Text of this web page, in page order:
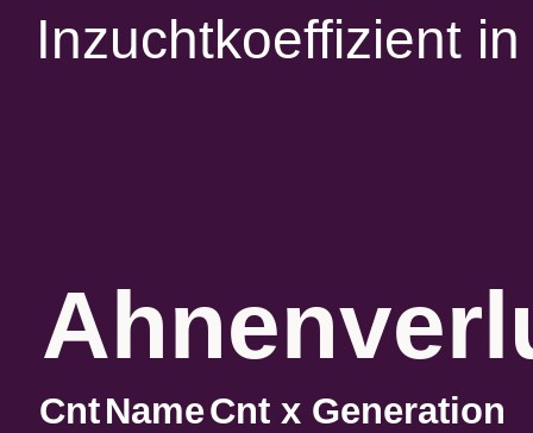
Inzuchtkoeffizient
CntNameCnt x Generation